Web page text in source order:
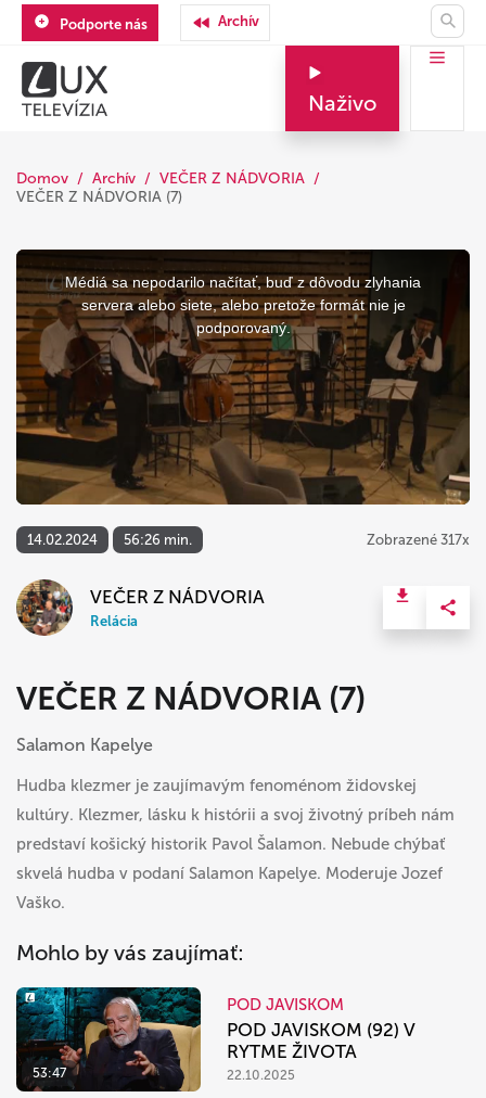
Podporte nás Archív
Naživo
Domov Archív
VEČER Z NÁDVORIA
VEČER Z NÁDVORIA (7)
This
a
window.
Médiá sa nepodarilo načítať, buď z dôvodu zlyhania
servera alebo siete, alebo pretože formát nie je
podporovaný.
14.02.2024 56:26 min. Zobrazené 317x
VEČER Z NÁDVORIA
Relácia
VEČER Z NÁDVORIA (7)
Salamon Kapelye
Hudba klezmer je zaujímavým fenoménom židovskej
kultúry. Klezmer, lásku k histórii a svoj životný príbeh nám
predstaví košický historik Pavol Šalamon. Nebude chýbať
skvelá hudba v podaní Salamon Kapelye. Moderuje Jozef
Vaško.
Mohlo by vás zaujímať:
53:47
POD JAVISKOM
POD JAVISKOM (92) V
RYTME ŽIVOTA
22.10.2025